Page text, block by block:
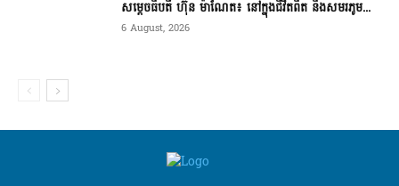
សម្តេចធិបតី ហ៊ុន ម៉ាណែត៖ នៅក្នុងជីវិតពិត និងសមរភូម...
6 August, 2026